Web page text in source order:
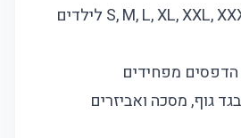
S, M, L, XL, XXL, XXXL לילדים
הדפסים מפחידים
בגד גוף, מסכה ואביזרים